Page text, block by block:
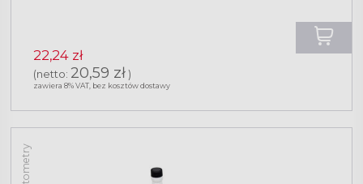
22,24 zł
(netto: 20,59 zł)
zawiera 8% VAT, bez kosztów dostawy